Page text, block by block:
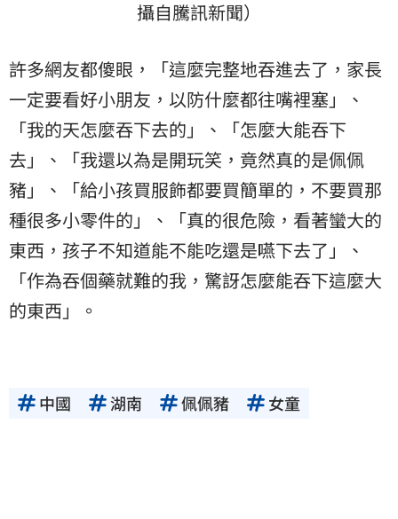
攝自騰訊新聞）
許多網友都傻眼，「這麼完整地吞進去了，家長
一定要看好小朋友，以防什麼都往嘴裡塞」、
「我的天怎麼吞下去的」、「怎麼大能吞下
去」、「我還以為是開玩笑，竟然真的是佩佩
豬」、「給小孩買服飾都要買簡單的，不要買那
種很多小零件的」、「真的很危險，看著蠻大的
東西，孩子不知道能不能吃還是嚥下去了」、
「作為吞個藥就難的我，驚訝怎麼能吞下這麼大
的東西」。
中國 湖南 佩佩豬 女童